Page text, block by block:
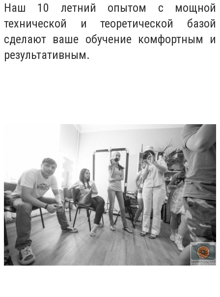
Наш 10 летний опытом с мощной
технической и теоретической базой
сделают ваше обучение комфортным и
результативным.